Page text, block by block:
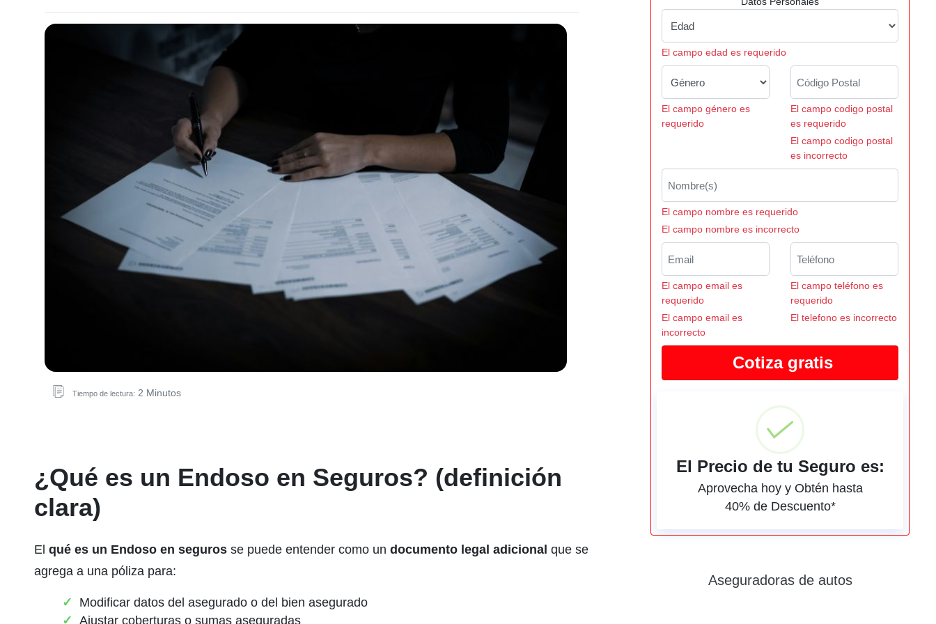
Tiempo de lectura: 2 Minutos
¿Qué es un Endoso en Seguros? (definición
clara)
El qué es un Endoso en seguros se puede entender como un documento legal adicional que se
agrega a una póliza para:
Modificar datos del asegurado o del bien asegurado
Ajustar coberturas o sumas aseguradas
El campo edad es requerido
El campo género es
requerido
El campo codigo postal
es requerido
El campo codigo postal
es incorrecto
El campo nombre es requerido
El campo nombre es incorrecto
El campo email es
requerido
El campo email es
incorrecto
El campo teléfono es
requerido
El telefono es incorrecto
El Precio de tu Seguro es:
Aprovecha hoy y Obtén hasta
40% de Descuento*
Aseguradoras de autos